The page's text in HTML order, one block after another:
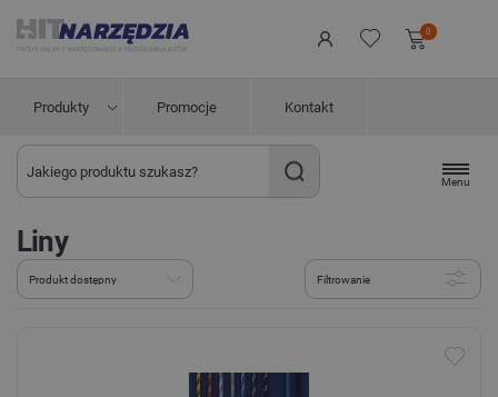
0
Produkty Promocje Kontakt
Menu
Liny
Filtrowanie